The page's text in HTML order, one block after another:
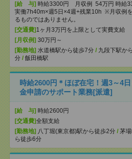
[給 与] 時給3300円 月収例 54万円 時給
実働7h40m×週5日×4週+残業10h ※月収例
るものではありません。
[交通費] 1ヶ月3万円を上限として実費支給
[月収例] 30万円～
[勤務地] 水道橋駅から徒歩7分 / 九段下駅か
分 / 飯田橋駅
時給2600円＊ほぼ在宅！週3～4
金申請のサポート業務[派遣]
[給 与] 時給2600円
[交通費]全額支給
[勤務地] 八丁堀(東京都)駅から徒歩2分 / 茅
ら徒歩6分